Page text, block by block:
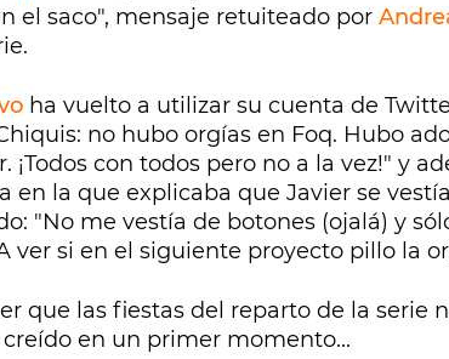
el saco", mensaje retuiteado por
ha vuelto a utilizar su cuenta de
no hubo orgías en Foq. Hubo
¡Todos con todos pero no a la vez!" y
en la que explicaba que Javier se
"No me vestía de botones (ojalá) y
ver si en el siguiente proyecto pillo la
que las fiestas del reparto de la serie
en un primer momento...